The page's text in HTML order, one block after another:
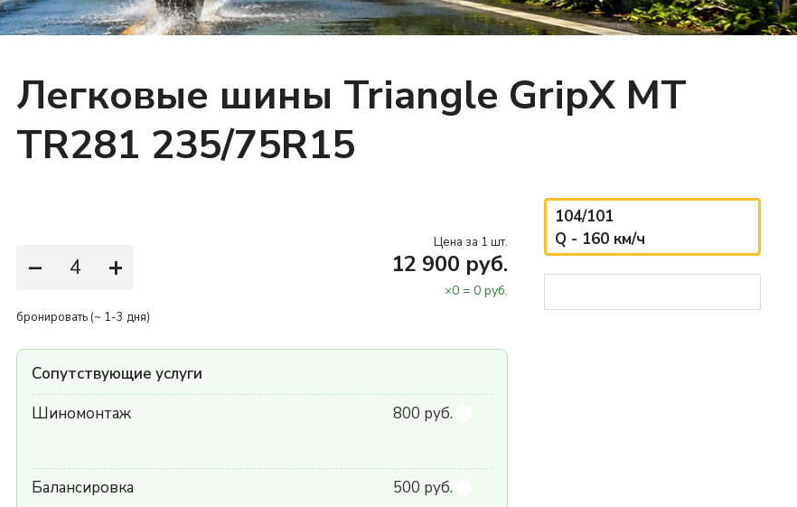
Легковые шины Triangle GripX MT
TR281 235/75R15
− +
Цена за 1 шт.
12 900 руб.
×0 = 0 руб.
бронировать (~ 1-3 дня)
Сопутствующие услуги
Шиномонтаж
800 руб.
Балансировка 500 руб.
104/101
Q - 160 км/ч